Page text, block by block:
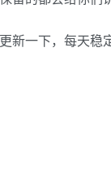
新一下，每天稳